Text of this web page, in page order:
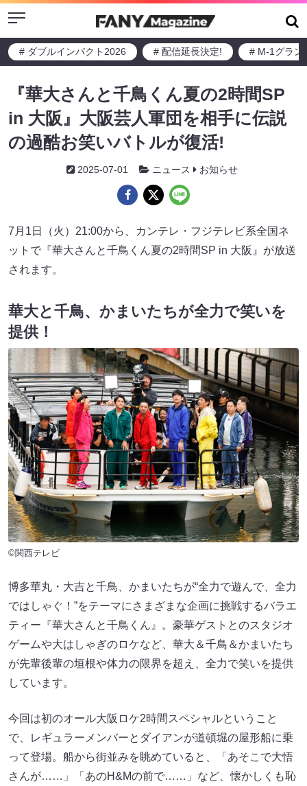
Menu
# ダブルインパクト2026 # 配信延長決定! # M-1グラン
『華大さんと千鳥くん夏の2時間SP
in 大阪』大阪芸人軍団を相手に伝説
の過酷お笑いバトルが復活!
2025-07-01 ニュース お知らせ
7月1日（火）21:00から、カンテレ・フジテレビ系全国ネ
ットで『華大さんと千鳥くん夏の2時間SP in 大阪』が放送
されます。
華大と千鳥、かまいたちが全力で笑いを
提供！
©関西テレビ
博多華丸・大吉と千鳥、かまいたちが“全力で遊んで、全力
ではしゃぐ！”をテーマにさまざまな企画に挑戦するバラエ
ティー『華大さんと千鳥くん』。豪華ゲストとのスタジオ
ゲームや大はしゃぎのロケなど、華大＆千鳥＆かまいたち
が先輩後輩の垣根や体力の限界を超え、全力で笑いを提供
しています。
今回は初のオール大阪ロケ2時間スペシャルということ
で、レギュラーメンバーとダイアンが道頓堀の屋形船に乗
って登場。船から街並みを眺めていると、「あそこで大悟
さんが……」「あのH&Mの前で……」など、懐かしくも恥